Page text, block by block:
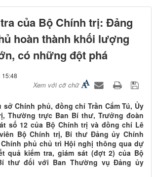
của Bộ Chính trị: Đảng
hoàn thành khối lượng
có những đột phá
15:48
Xem với cỡ chữ
sở Chính phủ, đồng chí Trần Cẩm Tú, Ủy
Thường trực Ban Bí thư, Trưởng đoàn
số 12 của Bộ Chính trị và đồng chí Lê
Bộ Chính trị, Bí thư Đảng ủy Chính
phủ chủ trì Hội nghị thông qua dự
quả kiểm tra, giám sát (đợt 2) của Bộ
thư đối với Ban Thường vụ Đảng ủy